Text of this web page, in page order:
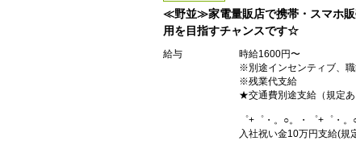
紹介予定派遣
≪野並≫家電量販店で携帯・スマホ
用を目指すチャンスです☆
給与
時給1600円〜
※別途インセンティブ、職
※残業代支給
★交通費別途支給（規定あ
゜+゜・。○。・゜+゜・
入社祝い金10万円支給(規